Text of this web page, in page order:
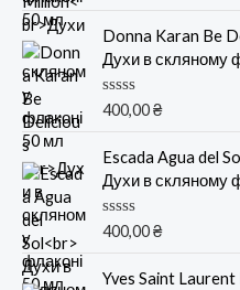
н
к
а
0
з
Donna Karan Be
Духи в скляному
О
н
к
а
0
и
з
400,00₴
Escada Agua del
Духи в скляному
О
н
400,00₴
Yves Saint Laurent